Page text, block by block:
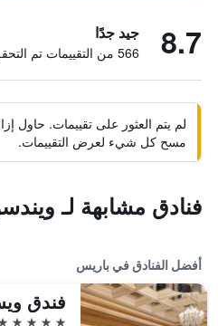
8.7 جيد جدًا
566 من التقييمات تم التحقق منها
لم يتم العثور على تقييمات. حاول
مسح كل شيء لعرض التقييمات.
فنادق مشابهة لـ
أفضل الفنادق في باريس
5 نجوم